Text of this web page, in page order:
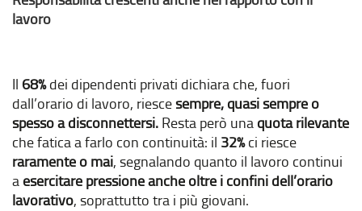
lavoro
Il 68%dei dipendenti privati dichiara che, fuori
dall’orario di lavoro, riescesempre, quasi sempre o
spesso a disconnettersi.Resta però unaquota rilevante
che fatica a farlo con continuità: il 32%ci riesce
raramente o mai, segnalando quanto il lavoro continui
aesercitare pressione anche oltre i confini dell’orario
lavorativo, soprattutto tra i più giovani.